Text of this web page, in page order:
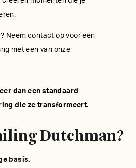
Neem contact op voor een
met een van onze
dan een standaard
die ze transformeert.
Dutchman?
basis.